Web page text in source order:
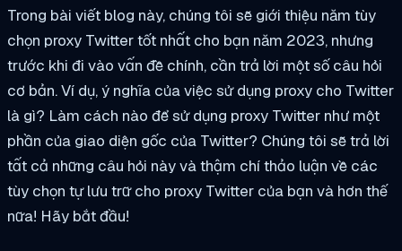
Trong bài viết blog này, chúng tôi sẽ giới thiệu năm tùy
chọn proxy Twitter tốt nhất cho bạn năm 2023, nhưng
trước khi đi vào vấn đề chính, cần trả lời một số câu hỏi
cơ bản. Ví dụ, ý nghĩa của việc sử dụng proxy cho Twitter
là gì? Làm cách nào để sử dụng proxy Twitter như một
phần của giao diện gốc của Twitter? Chúng tôi sẽ trả lời
tất cả những câu hỏi này và thậm chí thảo luận về các
tùy chọn tự lưu trữ cho proxy Twitter của bạn và hơn thế
nữa! Hãy bắt đầu!